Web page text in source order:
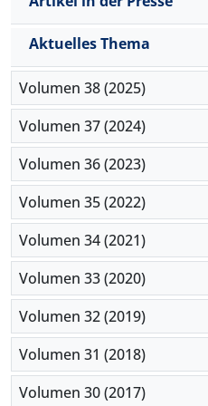
Aktuelles Thema
Volumen 38 (2025)
Volumen 37 (2024)
Volumen 36 (2023)
Volumen 35 (2022)
Volumen 34 (2021)
Volumen 33 (2020)
Volumen 32 (2019)
Volumen 31 (2018)
Volumen 30 (2017)